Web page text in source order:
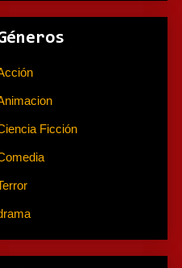
Ficción